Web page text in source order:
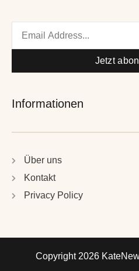
Jetzt
Informationen
Über uns
Kontakt
Privacy Policy
Copyright 2026